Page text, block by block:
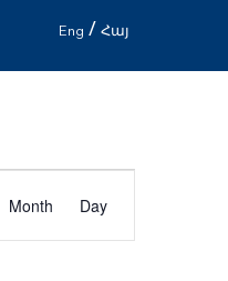
Eng / Հայ
Views
Month Day